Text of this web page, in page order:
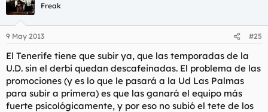
Freak
9 May 2013 #25
El Tenerife tiene que subir ya, que las temporadas de la
U.D. sin el derbi quedan descafeinadas. El problema de las
promociones (y es lo que le pasará a la Ud Las Palmas
para subir a primera) es que las ganará el equipo más
fuerte psicológicamente, y por eso no subió el tete de los